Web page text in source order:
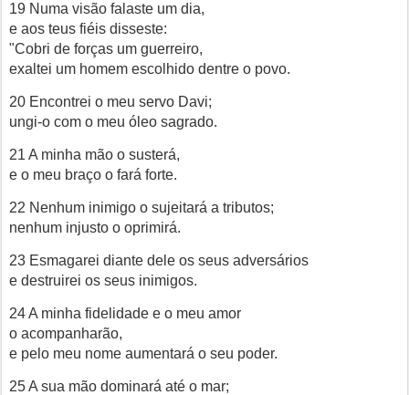
19 Numa visão falaste um dia,
e aos teus fiéis disseste:
"Cobri de forças um guerreiro,
exaltei um homem escolhido dentre o povo.
20 Encontrei o meu servo Davi;
ungi-o com o meu óleo sagrado.
21 A minha mão o susterá,
e o meu braço o fará forte.
22 Nenhum inimigo o sujeitará a tributos;
nenhum injusto o oprimirá.
23 Esmagarei diante dele os seus adversários
e destruirei os seus inimigos.
24 A minha fidelidade e o meu amor
o acompanharão,
e pelo meu nome aumentará o seu poder.
25 A sua mão dominará até o mar;